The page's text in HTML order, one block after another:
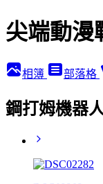
尖端動漫
相簿 部落格
鋼打姆機器